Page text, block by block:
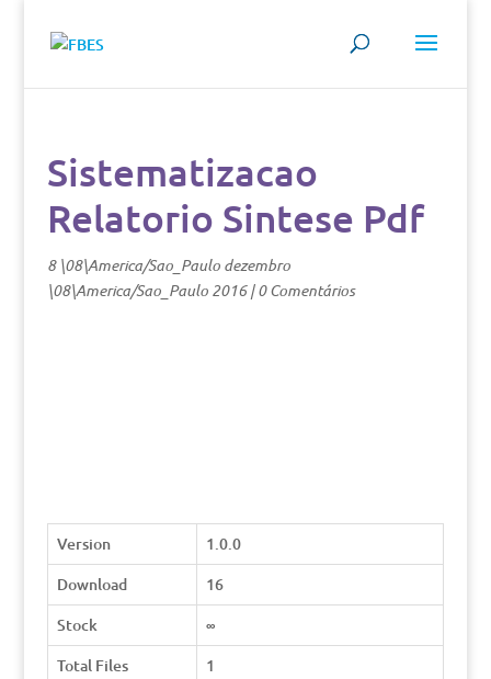
Sistematizacao
Relatorio Sintese Pdf
8 \08\America/Sao_Paulo dezembro
\08\America/Sao_Paulo 2016|0 Comentários
Version
1.0.0
Download
16
Stock
∞
Total Files
1